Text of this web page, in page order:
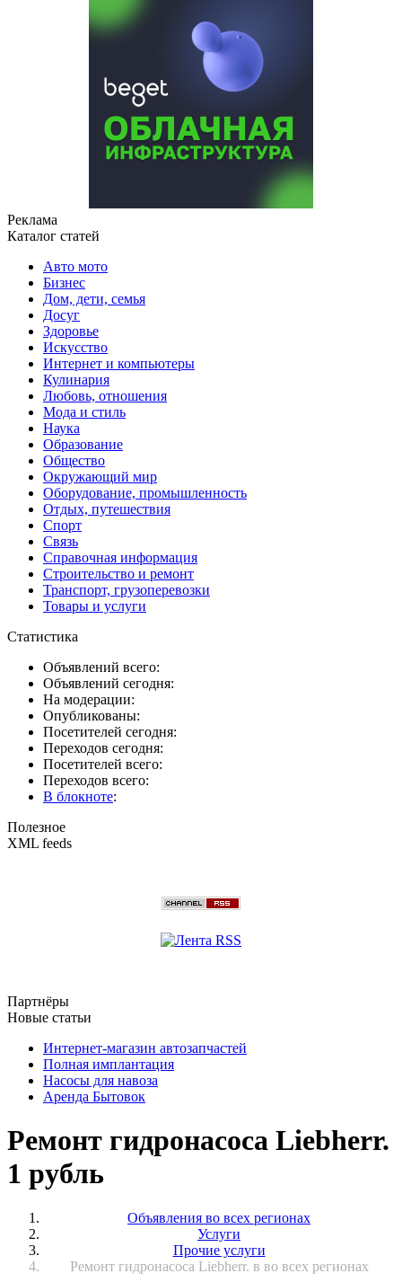
Реклама
Каталог статей
Авто мото
Бизнес
Дом, дети, семья
Досуг
Здоровье
Искусство
Интернет и компьютеры
Кулинария
Любовь, отношения
Мода и стиль
Наука
Образование
Общество
Окружающий мир
Оборудование, промышленность
Отдых, путешествия
Спорт
Связь
Справочная информация
Строительство и ремонт
Транспорт, грузоперевозки
Товары и услуги
Статистика
Объявлений всего:
Объявлений сегодня:
На модерации:
Опубликованы:
Посетителей сегодня:
Переходов сегодня:
Посетителей всего:
Переходов всего:
В блокноте:
Полезное
XML feeds
Партнёры
Новые статьи
Интернет-магазин автозапчастей
Полная имплантация
Насосы для навоза
Аренда Бытовок
Ремонт гидронасоса Liebherr.
1 рубль
Объявления во всех регионах
Услуги
Прочие услуги
Ремонт гидронасоса Liebherr. в во всех регионах